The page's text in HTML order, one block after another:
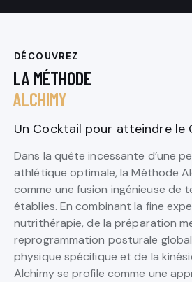
DÉCOUVREZ
LA MÉTHODE
ALCHIMY
Un Cocktail pour atteindre le
Dans la quête incessante d’une
athlétique optimale, la Méthode
comme une fusion ingénieuse de
établies. En combinant la fine
nutrithérapie, de la préparation
reprogrammation posturale
physique spécifique et de la
Alchimy se profile comme une